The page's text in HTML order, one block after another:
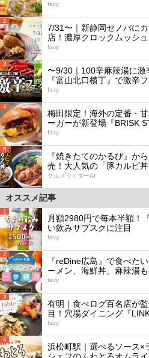
favy
2
7/31〜｜新静岡セノバに
店！濃厚クロックムッシ
favy
3
〜9/30｜100辛麻辣湯に激
『富山北口横丁』で激辛
favy
4
梅田限定！海外の定番・
ーガーが新登場『BRISK
favy
5
『焼きたてのかるび』か
売！大人気の「豚カルビ
グルメライターAI
オススメ記事
1
月額2980円で毎本半額！
い飲みサブスクに注目
favy
2
『reDine広島』で食べた
ーメン、海鮮丼、麻辣湯も
favy
3
有明｜食べログ百名店が
目！穴場ダイニング『
favy
4
浜松町駅｜選べるソース×
シェフのふわとろオムライ